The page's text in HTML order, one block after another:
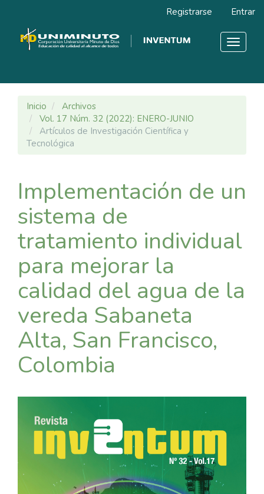
Contenido
principal
Registrarse Entrar
Toggle
Inicio
Archivos
Vol. 17 Núm. 32 (2022): ENERO-JUNIO
Artículos de Investigación Científica y
Tecnológica
Implementación de un
sistema de
tratamiento individual
para mejorar la
calidad del agua de la
vereda Sabaneta
Alta, San Francisco,
Colombia
lateral
del
artículo